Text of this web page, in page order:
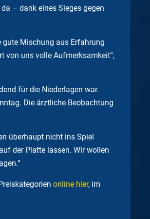
– dank eines Sieges gegen
gute Mischung aus Erfahrung
von uns volle Aufmerksamkeit“,
für die Niederlagen war.
Die ärztliche Beobachtung
überhaupt nicht ins Spiel
der Platte lassen. Wir wollen
online hier, im